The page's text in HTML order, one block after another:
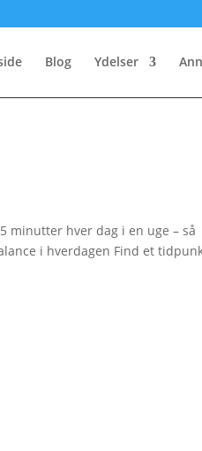
Blog Ydelser
minutter hver dag i en uge – så
i hverdagen Find et